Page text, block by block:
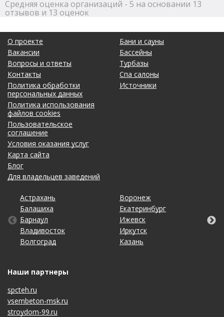
Средняя оценка организаций - 5 на основании 13
отзывов и 13 оценок
О проекте
Вакансии
Вопросы и ответы
Контакты
Политика обработки
персональных данных
Политика использования
файлов cookies
Пользовательское
соглашение
Условия оказания услуг
Карта сайта
Блог
Для владельцев заведений
Бани и сауны
Бассейны
Турбазы
Спа салоны
Источники
Астрахань
Балашиха
Барнаул
Владивосток
Волгоград
Воронеж
Екатеринбург
Ижевск
Иркутск
Казань
Калининград
Кемерово
Киров
Краснодар
Красноярск
Липецк
Махачкала
Набережные Челны
Нижний Новгород
Новосибирск
Омск
Оренбург
Пенза
Пермь
Ростов-на-Дону
Рязань
Самара
Санкт-Петербург
Саратов
Ставрополь
Тольятти
Томск
Тула
Тюмень
Ульяновск
Уфа
Хабаровск
Чебоксары
Челябинск
Ярославль
Наши партнеры
spcteh.ru
vsembeton-msk.ru
stroydom-99.ru